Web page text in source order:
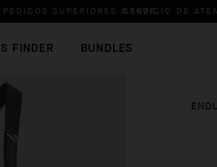
SUPERIORES A 100€.
SERVICIO DE
FINDER BUNDLES